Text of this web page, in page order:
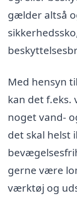
gælder altså
Med hensyn
kan det
noget vand-
det skal helst
gerne være
værktøj og